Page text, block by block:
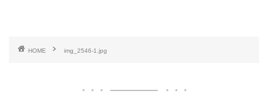
HOME img_2546-1.jpg